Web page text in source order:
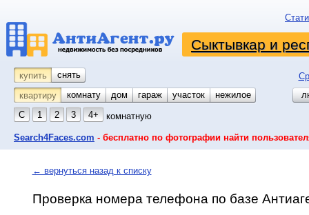
Сыктывкар и
купить снять
квартиру
комнату койко-место
дом гараж участок
нежилое
С
1 2 3 4+ комнатную
Search4Faces.com - бесплатно по фотографии найти
← вернуться назад к списку
Проверка номера телефона по базе